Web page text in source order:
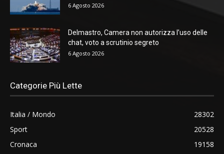
6 Agosto 2026
Delmastro, Camera non autorizza l’uso delle
chat, voto a scrutinio segreto
6 Agosto 2026
Categorie Più Lette
Italia / Mondo
28302
Sport
20528
Cronaca
19158